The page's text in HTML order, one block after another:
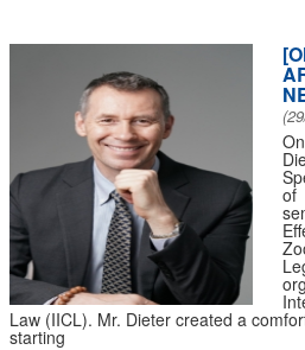
of
Law (IICL). Mr. Dieter created a
starting